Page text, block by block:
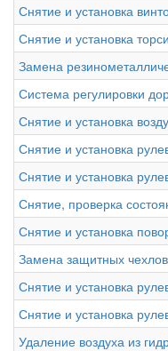
Снятие и установка
Снятие и установка
Замена
Система регулировки
Снятие и установка
Снятие и установка
Снятие и установка
Снятие, проверка
Снятие и установка
Замена защитных
Снятие и установка
Снятие и установка
Удаление воздуха из